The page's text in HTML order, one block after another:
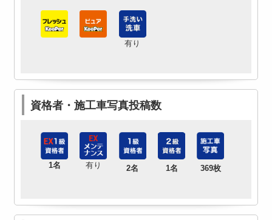
有り
資格者・施工車写真投稿数
1名 有り 2名 1名 369枚